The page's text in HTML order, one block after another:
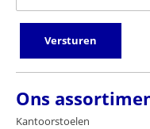
Versturen
Ons
Kantoorstoelen